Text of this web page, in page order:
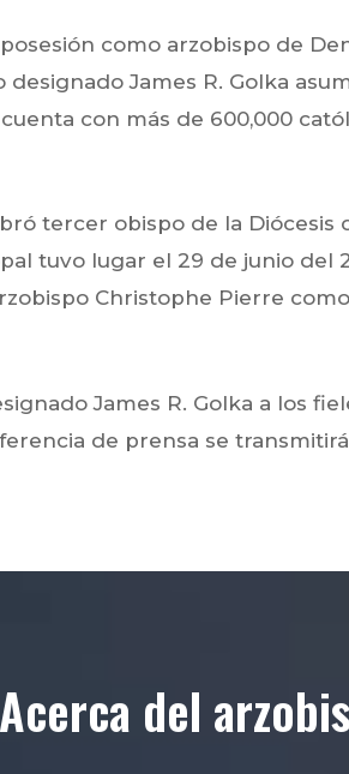
como arzobispo de
designado James R. Golka
con más de 600,000
tercer obispo de la
tuvo lugar el 29 de junio del
Christophe Pierre
James R. Golka a los
de prensa se
Acerca del